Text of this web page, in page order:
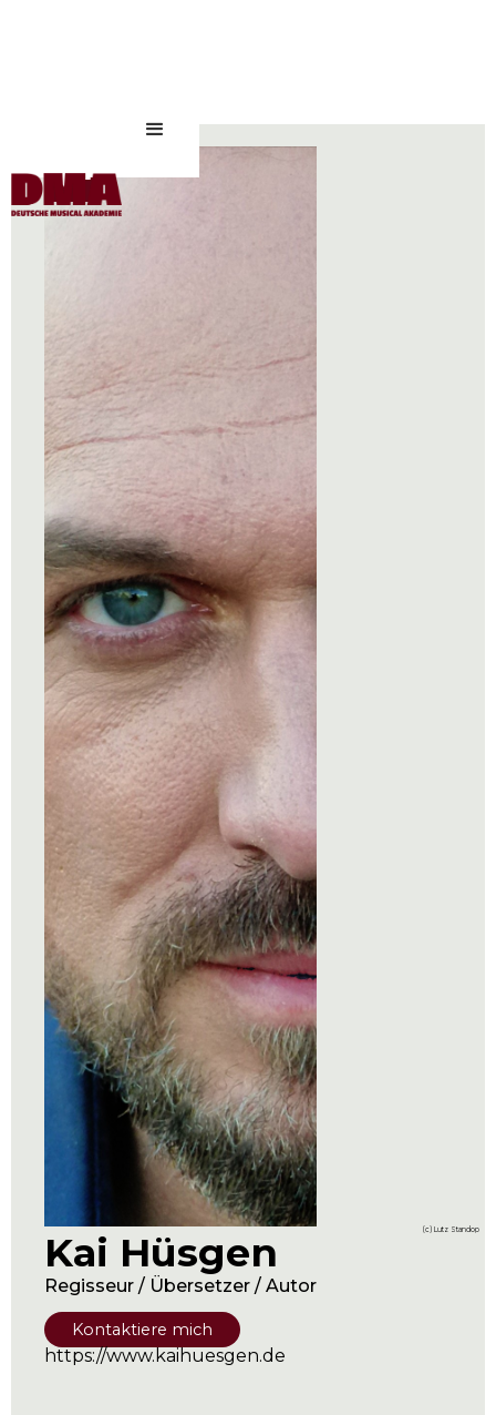
(c) Lutz Standop
Kai Hüsgen
Regisseur / Übersetzer / Autor
Kontaktiere mich
https://www.kaihuesgen.de